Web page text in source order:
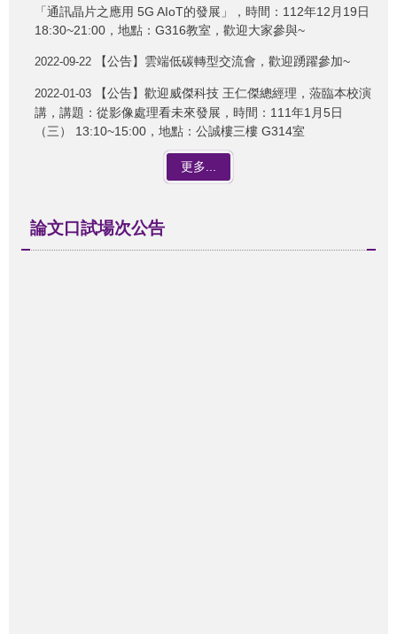
「通訊晶片之應用 5G AIoT的發展」，時間：112年12月19日
18:30~21:00，地點：G316教室，歡迎大家參與~
2022-09-22 【公告】雲端低碳轉型交流會，歡迎踴躍參加~
2022-01-03
【公告】歡迎威傑科技 王仁傑總經理，蒞臨本校演
講，講題：從影像處理看未來發展，時間：111年1月5日
（三） 13:10~15:00，地點：公誠樓三樓 G314室
更多...
論文口試場次公告